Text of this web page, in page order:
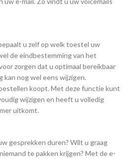
u zelf op welk toestel uw
de eindbestemming van het
zorgen dat u optimaal bereikbaar
kan nog wel eens wijzigen.
koopt. Met deze functie kunt
wijzigen en heeft u volledig
uitkomt.
gesprekken duren? Wilt u graag
te pakken krijgen? Met de e-